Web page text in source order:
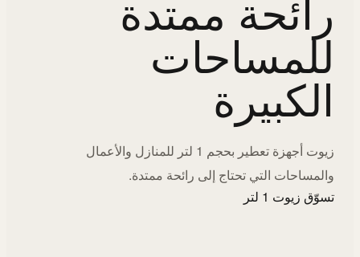
للمساحات
الكبيرة
زيوت أجهزة تعطير بحجم 1 لتر للمنازل والأعمال
والمساحات التي تحتاج إلى رائحة ممتدة.
تسوّق زيوت 1 لتر